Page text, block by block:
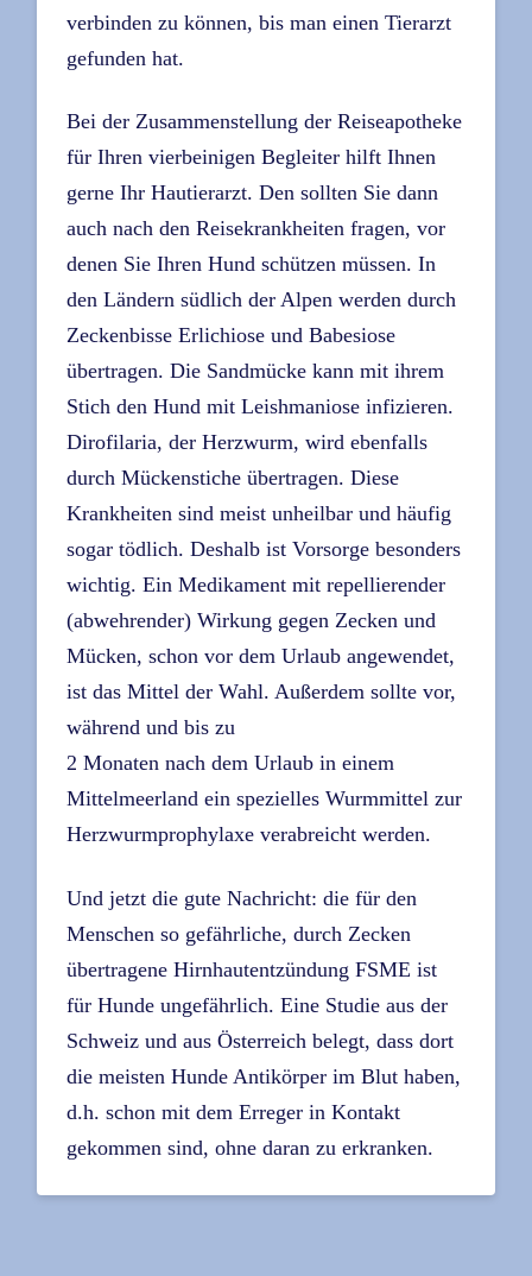
verbinden zu können, bis man einen Tierarzt
gefunden hat.
Bei der Zusammenstellung der Reiseapotheke
für Ihren vierbeinigen Begleiter hilft Ihnen
gerne Ihr Hautierarzt. Den sollten Sie dann
auch nach den Reisekrankheiten fragen, vor
denen Sie Ihren Hund schützen müssen. In
den Ländern südlich der Alpen werden durch
Zeckenbisse Erlichiose und Babesiose
übertragen. Die Sandmücke kann mit ihrem
Stich den Hund mit Leishmaniose infizieren.
Dirofilaria, der Herzwurm, wird ebenfalls
durch Mückenstiche übertragen. Diese
Krankheiten sind meist unheilbar und häufig
sogar tödlich. Deshalb ist Vorsorge besonders
wichtig. Ein Medikament mit repellierender
(abwehrender) Wirkung gegen Zecken und
Mücken, schon vor dem Urlaub angewendet,
ist das Mittel der Wahl. Außerdem sollte vor,
während und bis zu
2 Monaten nach dem Urlaub in einem
Mittelmeerland ein spezielles Wurmmittel zur
Herzwurmprophylaxe verabreicht werden.
Und jetzt die gute Nachricht: die für den
Menschen so gefährliche, durch Zecken
übertragene Hirnhautentzündung FSME ist
für Hunde ungefährlich. Eine Studie aus der
Schweiz und aus Österreich belegt, dass dort
die meisten Hunde Antikörper im Blut haben,
d.h. schon mit dem Erreger in Kontakt
gekommen sind, ohne daran zu erkranken.